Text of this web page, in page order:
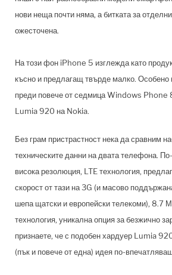
нови неща почти няма, а битката за
ожесточена.
На този фон iPhone 5 изглежда като
късно и предлагащ твърде малко. Особено
преди повече от седмица Windows
Lumia 920 на Nokia.
Без грам пристрастност нека да сравним
техническите данни на двата телефона.
висока резолюция, LTE технология,
скорост от тази на 3G (и масово
шепа щатски и европейски телекоми), 8.7
технология, уникална опция за безжично
признаете, че с подобен хардуер Lumia
(пък и повече от една) идея по-